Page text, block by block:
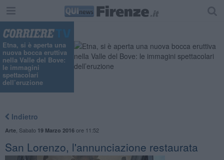
Etna, si è aperta una
nuova bocca eruttiva
nella Valle del Bove:
le immagini
spettacolari
dell’eruzione
Indietro
Arte, Sabato 19 Marzo 2016ore 11:52
San Lorenzo, l'annunciazione restaurata